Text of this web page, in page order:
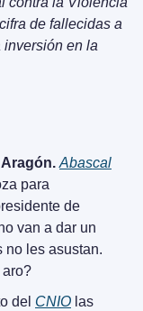
de fallecidas a
inversión en la
Abascal
para
de
no les asustan.
del CNIO las